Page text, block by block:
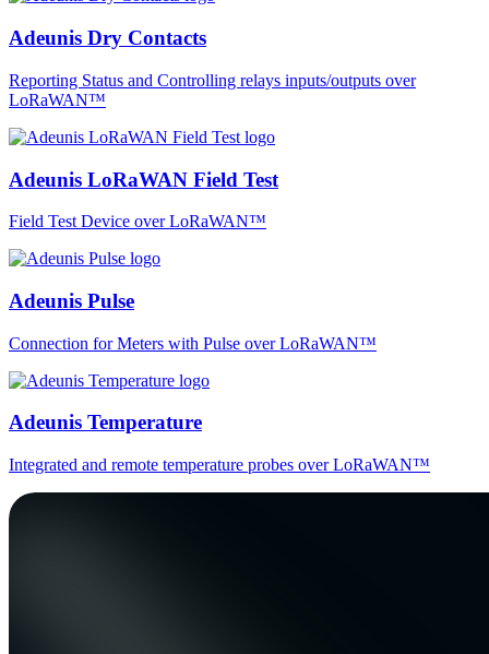
Adeunis Dry Contacts
Reporting Status and Controlling relays inputs/outputs over
LoRaWAN™
Adeunis LoRaWAN Field Test
Field Test Device over LoRaWAN™
Adeunis Pulse
Connection for Meters with Pulse over LoRaWAN™
Adeunis Temperature
Integrated and remote temperature probes over LoRaWAN™